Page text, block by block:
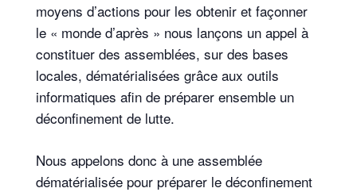
moyens d’actions pour les obtenir et façonner
le « monde d’après » nous lançons un appel à
constituer des assemblées, sur des bases
locales, dématérialisées grâce aux outils
informatiques afin de préparer ensemble un
déconfinement de lutte.
Nous appelons donc à une assemblée
dématérialisée pour préparer le déconfinement